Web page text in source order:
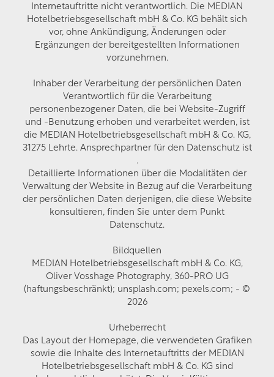
Internetauftritte nicht verantwortlich. Die MEDIAN
Hotelbetriebsgesellschaft mbH & Co. KG behält sich
vor, ohne Ankündigung, Änderungen oder
Ergänzungen der bereitgestellten Informationen
vorzunehmen.
Inhaber der Verarbeitung der persönlichen Daten
Verantwortlich für die Verarbeitung
personenbezogener Daten, die bei Website-Zugriff
und -Benutzung erhoben und verarbeitet werden, ist
die MEDIAN Hotelbetriebsgesellschaft mbH & Co. KG,
31275 Lehrte. Ansprechpartner für den Datenschutz ist
.
Detaillierte Informationen über die Modalitäten der
Verwaltung der Website in Bezug auf die Verarbeitung
der persönlichen Daten derjenigen, die diese Website
konsultieren, finden Sie unter dem Punkt
Datenschutz.
Bildquellen
MEDIAN Hotelbetriebsgesellschaft mbH & Co. KG,
Oliver Vosshage Photography, 360-PRO UG
(haftungsbeschränkt); unsplash.com; pexels.com; - ©
2026
Urheberrecht
Das Layout der Homepage, die verwendeten Grafiken
sowie die Inhalte des Internetauftritts der MEDIAN
Hotelbetriebsgesellschaft mbH & Co. KG sind